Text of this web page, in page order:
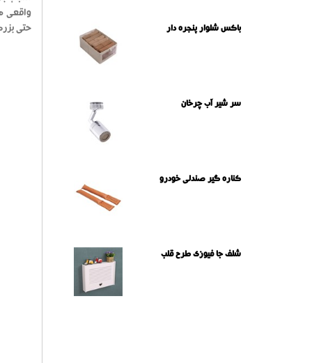
واقعی
حتی
باکس شلوار پنجره دار
سر شیر آب چرخان
کناره گیر صندلی خودرو
شلف جا فیوزی طرح قلب